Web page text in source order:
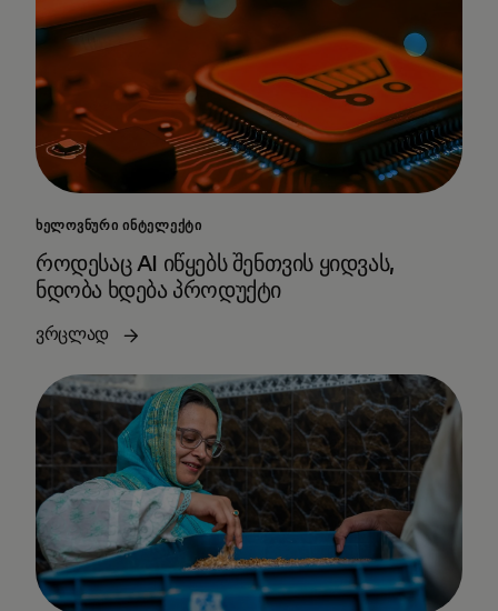
ᲮᲔᲚᲝᲕᲜᲣᲠᲘ ᲘᲜᲢᲔᲚᲔᲥᲢᲘ
როდესაც AI იწყებს შენთვის ყიდვას,
ნდობა ხდება პროდუქტი
ვრცლად